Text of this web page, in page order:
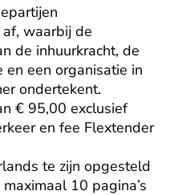
waarbij de
de inhuurkracht, de
en een organisatie in
ondertekent.
€ 95,00 exclusief
en fee Flextender
te zijn opgesteld
10 pagina’s